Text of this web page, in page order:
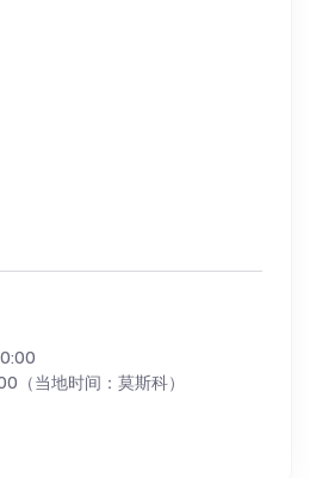
（当地时间：莫斯科）